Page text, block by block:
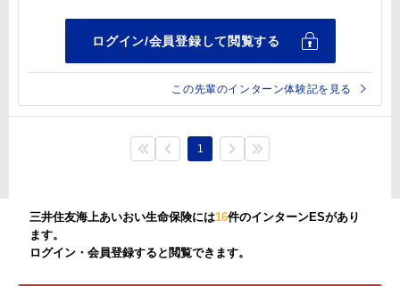
この先輩のインターン体験記を見る
1
三井住友海上あいおい生命保険には16件のインターンESがあり
ます。
ログイン・会員登録すると閲覧できます。